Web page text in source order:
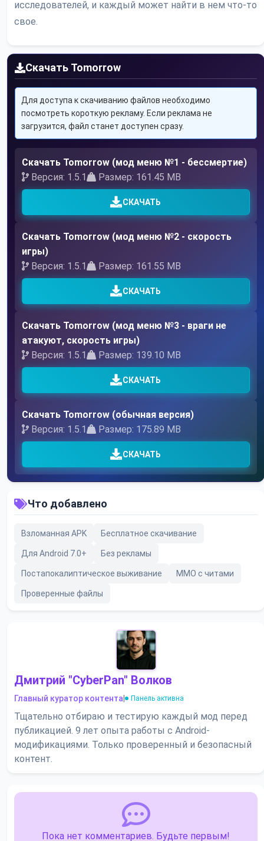
исследователей, и каждый может найти в нем что-то
свое.
Скачать Tomorrow
Для доступа к скачиванию файлов необходимо
посмотреть короткую рекламу. Если реклама не
загрузится, файл станет доступен сразу.
Скачать Tomorrow (мод меню №1 - бессмертие)
Версия: 1.5.1
Размер: 161.45 MB
СКАЧАТЬ
Скачать Tomorrow (мод меню №2 - скорость
игры)
Версия: 1.5.1
Размер: 161.55 MB
СКАЧАТЬ
Скачать Tomorrow (мод меню №3 - враги не
атакуют, скорость игры)
Версия: 1.5.1
Размер: 139.10 MB
СКАЧАТЬ
Скачать Tomorrow (обычная версия)
Версия: 1.5.1
Размер: 175.89 MB
СКАЧАТЬ
Что добавлено
Взломанная APK Бесплатное скачивание
Для Android 7.0+ Без рекламы
Постапокалиптическое выживание MMO с читами
Проверенные файлы
Дмитрий "CyberPan" Волков
Главный куратор контента Панель активна
Тщательно отбираю и тестирую каждый мод перед
публикацией. 9 лет опыта работы с Android-
модификациями. Только проверенный и безопасный
контент.
Пока нет комментариев. Будьте первым!